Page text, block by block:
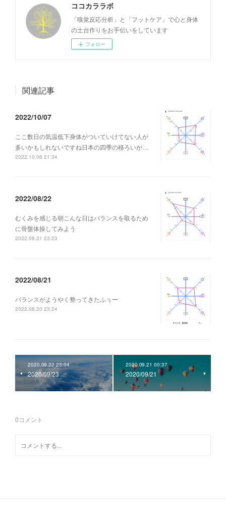
ココカララボ
「嗅覚反応分析」と「フットケア」で心と身体
の土台作りをお手伝いをしています
フォロー
関連記事
2022/10/07
ここ数日の気温低下身体がついていけてない人が
多いかもしれないですね日本の四季の移ろいが…
2022.10.06 21:34
2022/08/22
むくみを感じる朝こんな日はバランスを取るため
に骨盤体操してみよう
2022.08.21 23:23
2022/08/21
バランスがようやく整ってきたふぅー
2022.08.20 23:24
2020.09.22 23:04
2020/09/23
2020.09.21 00:37
2020/09/21
0コメント